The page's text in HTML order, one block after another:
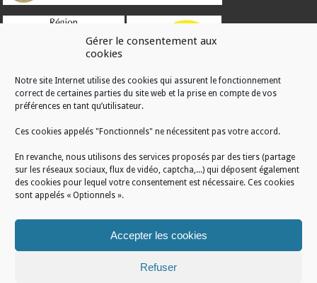
Gérer le consentement aux
cookies
Notre site Internet utilise des cookies qui assurent le fonctionnement
correct de certaines parties du site web et la prise en compte de vos
préférences en tant qu’utilisateur.
Ces cookies appelés "Fonctionnels" ne nécessitent pas votre accord.
En revanche, nous utilisons des services proposés par des tiers (partage
sur les réseaux sociaux, flux de vidéo, captcha,...) qui déposent également
des cookies pour lequel votre consentement est nécessaire. Ces cookies
sont appelés « Optionnels ».
Accepter les cookies
Refuser
RÉALISATION